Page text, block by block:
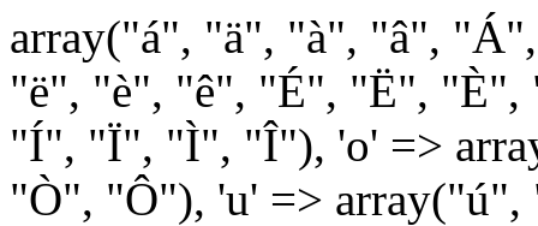
array("á", "ä", "à", "â",
"ë", "è", "ê", "É", "Ë",
"Í", "Ï", "Ì", "Î"), 'o' =>
"Ò", "Ô"), 'u' =>